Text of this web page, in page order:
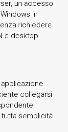
un accesso
in
richiedere
e desktop
collegarsi
tutta semplicità